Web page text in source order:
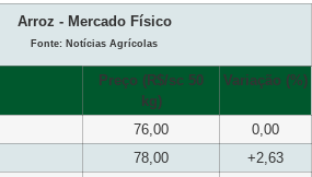
Arroz - Mercado Físico
Fonte: Notícias Agrícolas
Preço (R$/sc 50
kg)
Variação (%)
76,00
0,00
78,00
+2,63